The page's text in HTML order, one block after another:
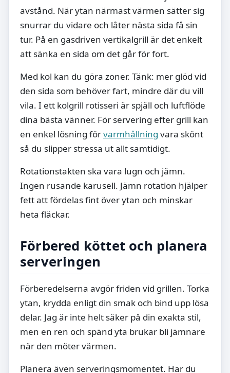
avstånd. När ytan närmast värmen sätter sig
snurrar du vidare och låter nästa sida få sin
tur. På en gasdriven vertikalgrill är det enkelt
att sänka en sida om det går för fort.
Med kol kan du göra zoner. Tänk: mer glöd vid
den sida som behöver fart, mindre där du vill
vila. I ett kolgrill rotisseri är spjäll och luftflöde
dina bästa vänner. För servering efter grill kan
en enkel lösning förvarmhållning vara skönt
så du slipper stressa ut allt samtidigt.
Rotationstakten ska vara lugn och jämn.
Ingen rusande karusell. Jämn rotation hjälper
fett att fördelas fint över ytan och minskar
heta fläckar.
Förbered köttet och planera
serveringen
Förberedelserna avgör friden vid grillen. Torka
ytan, krydda enligt din smak och bind upp lösa
delar. Jag är inte helt säker på din exakta stil,
men en ren och spänd yta brukar bli jämnare
när den möter värmen.
Planera även serveringsmomentet. Har du